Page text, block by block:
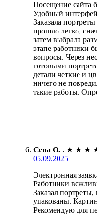
Посещение сайта
Удобный
Заказала
прошло легко,
затем выбрала
этапе работники
вопросы. Через
готовыми
детали четкие и
ничего не
такие работы.
Сева О. : ★ ★ ★
05.09.2025
Электронная
Работники
Заказал
упакованы.
Рекомендую для